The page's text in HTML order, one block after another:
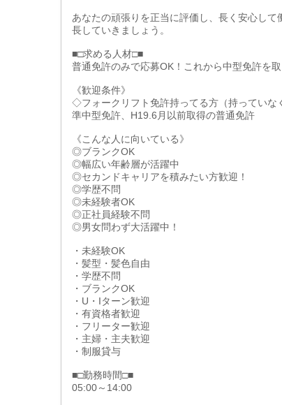
あなたの頑張りを正当に評価し、長く安心し
長していきましょう。
■□求める人材□■
普通免許のみで応募OK！これから中型免許を
《歓迎条件》
◇フォークリフト免許持ってる方（持っていな
準中型免許、H19.6月以前取得の普通免許
《こんな人に向いている》
◎ブランクOK
◎幅広い年齢層が活躍中
◎セカンドキャリアを積みたい方歓迎！
◎学歴不問
◎未経験者OK
◎正社員経験不問
◎男女問わず大活躍中！
・未経験OK
・髪型・髪色自由
・学歴不問
・ブランクOK
・U・Iターン歓迎
・有資格者歓迎
・フリーター歓迎
・主婦・主夫歓迎
・制服貸与
■□勤務時間□■
05:00～14:00